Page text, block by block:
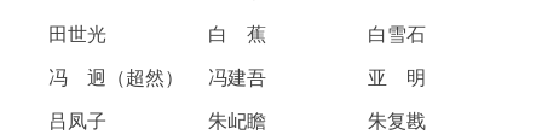
田世光 白 蕉 白雪石
冯 迥（超然） 冯建吾 亚 明
吕凤子 朱屺瞻 朱复戡